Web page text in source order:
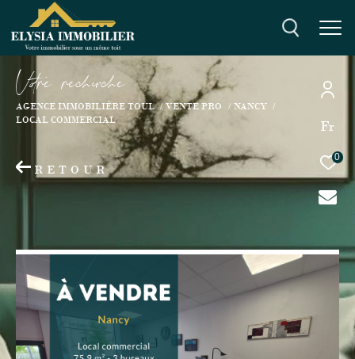
Fr
0
Vore recece
AGENCE IMMOBILIÈRE TOUL VENTE PRO
NANCY
LOCAL COMMERCIAL
RETOUR